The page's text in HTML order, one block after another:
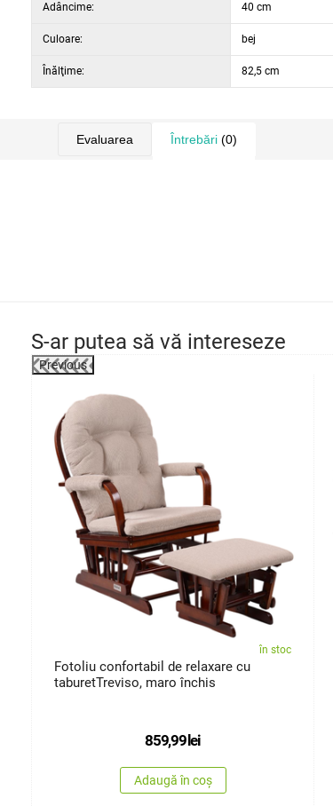
Adâncime: 40 cm
Culoare: bej
Înălţime: 82,5 cm
Evaluarea Întrebări (0)
S-ar putea să vă intereseze
Previous
în stoc
Fotoliu confortabil de relaxare cu
taburetTreviso, maro închis
859,99lei
Adaugă în coș